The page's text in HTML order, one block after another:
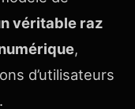
véritable raz
,
d’utilisateurs